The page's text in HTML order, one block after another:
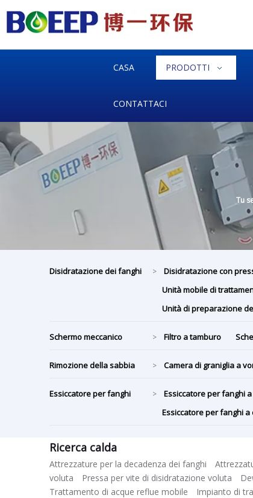
CASA PRODOTTI
CONTATTACI
Tu
Disidratazione dei fanghi > Disidratazione con
Unità mobile di
Unità di preparazione
Schermo meccanico > Filtro a tamburo
Rimozione della sabbia > Camera di graniglia a
Essiccatore per fanghi > Essiccatore per fanghi
Essiccatore per fanghi
Ricerca calda
Attrezzature per la decadenza dei fanghi
voluta
Pressa per vite di disidratazione voluta
Trattamento di acque reflue mobile
Impianto di